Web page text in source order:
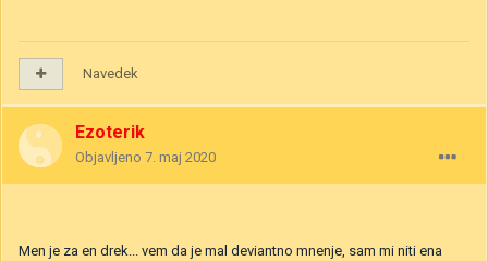
Navedek
Ezoterik
Objavljeno 7. maj 2020
Men je za en drek... vem da je mal deviantno mnenje, sam mi niti ena